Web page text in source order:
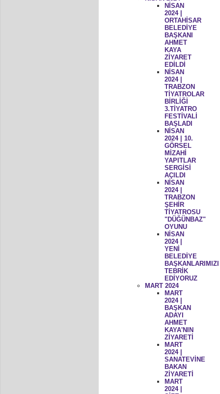
NİSAN
2024 |
ORTAHİSAR
BELEDİYE
BAŞKANI
AHMET
KAYA
ZİYARET
EDİLDİ
NİSAN
2024 |
TRABZON
TİYATROLAR
BİRLİĞİ
3.TİYATRO
FESTİVALİ
BAŞLADI
NİSAN
2024 | 10.
GÖRSEL
MİZAHİ
YAPITLAR
SERGİSİ
AÇILDI
NİSAN
2024 |
TRABZON
ŞEHİR
TİYATROSU
"DÜĞÜNBAZ"
OYUNU
NİSAN
2024 |
YENİ
BELEDİYE
BAŞKANLARIMIZI
TEBRİK
EDİYORUZ
MART 2024
MART
2024 |
BAŞKAN
ADAYI
AHMET
KAYA'NIN
ZİYARETİ
MART
2024 |
SANATEVİNE
BAKAN
ZİYARETİ
MART
2024 |